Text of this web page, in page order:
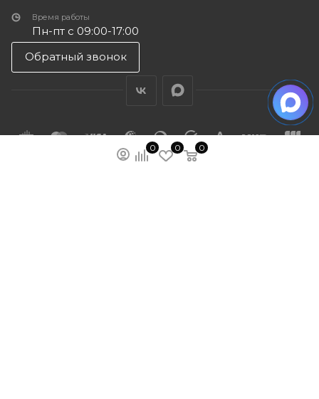
0 0 0
Время работы
Пн-пт с 09:00-17:00
Обратный звонок